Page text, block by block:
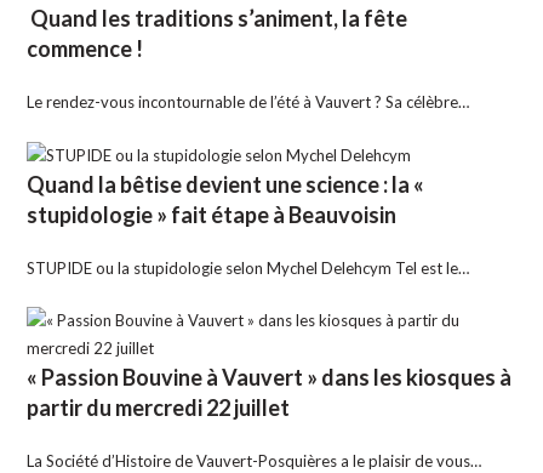
Quand les traditions s’animent, la fête
commence !
Le rendez-vous incontournable de l’été à Vauvert ? Sa célèbre…
Quand la bêtise devient une science : la «
stupidologie » fait étape à Beauvoisin
STUPIDE ou la stupidologie selon Mychel Delehcym Tel est le…
« Passion Bouvine à Vauvert » dans les kiosques à
partir du mercredi 22 juillet
La Société d’Histoire de Vauvert-Posquières a le plaisir de vous…